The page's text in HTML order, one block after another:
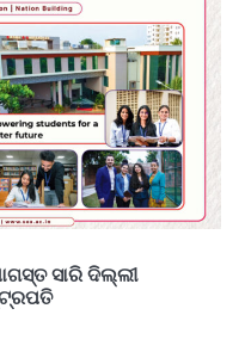
ବନ୍ୟା ମୃତ୍ୟୁ ସଂଖ୍ୟା
ସାରି ଦିଲ୍ଲୀ
କେୟାର ଅଭିଯାନର
ପ୍ୟାକେଜ ସାମିଲ